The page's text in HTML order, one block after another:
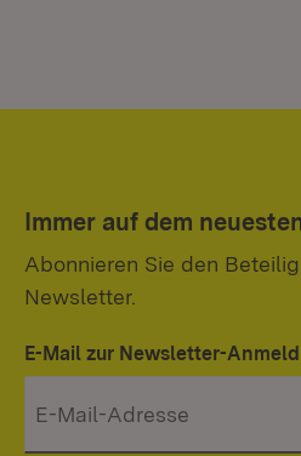
Immer auf dem
Abonnieren Sie den
Newsletter.
E-Mail zur Newsletter-